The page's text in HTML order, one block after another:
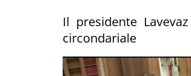
Il presidente
circondariale